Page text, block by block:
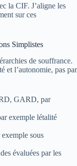
la CIF. J’aligne les
sur ces
Simplistes
de souffrance.
et l’autonomie, pas par
GARD, par
exemple létalité
sous
évaluées par les